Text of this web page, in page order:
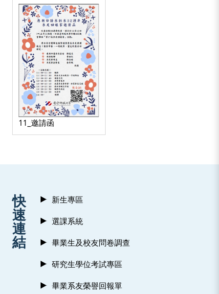
11_邀請函
快
速
連
結
新生專區
選課系統
畢業生及校友問卷調查
研究生學位考試專區
畢業系友榮譽回報單